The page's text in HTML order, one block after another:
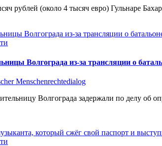
рублей (около 4 тысяч евро) Гульнаре
Волгограда из-за трансляции о
Menschenrechtedialog
Волгограда задержали по делу об